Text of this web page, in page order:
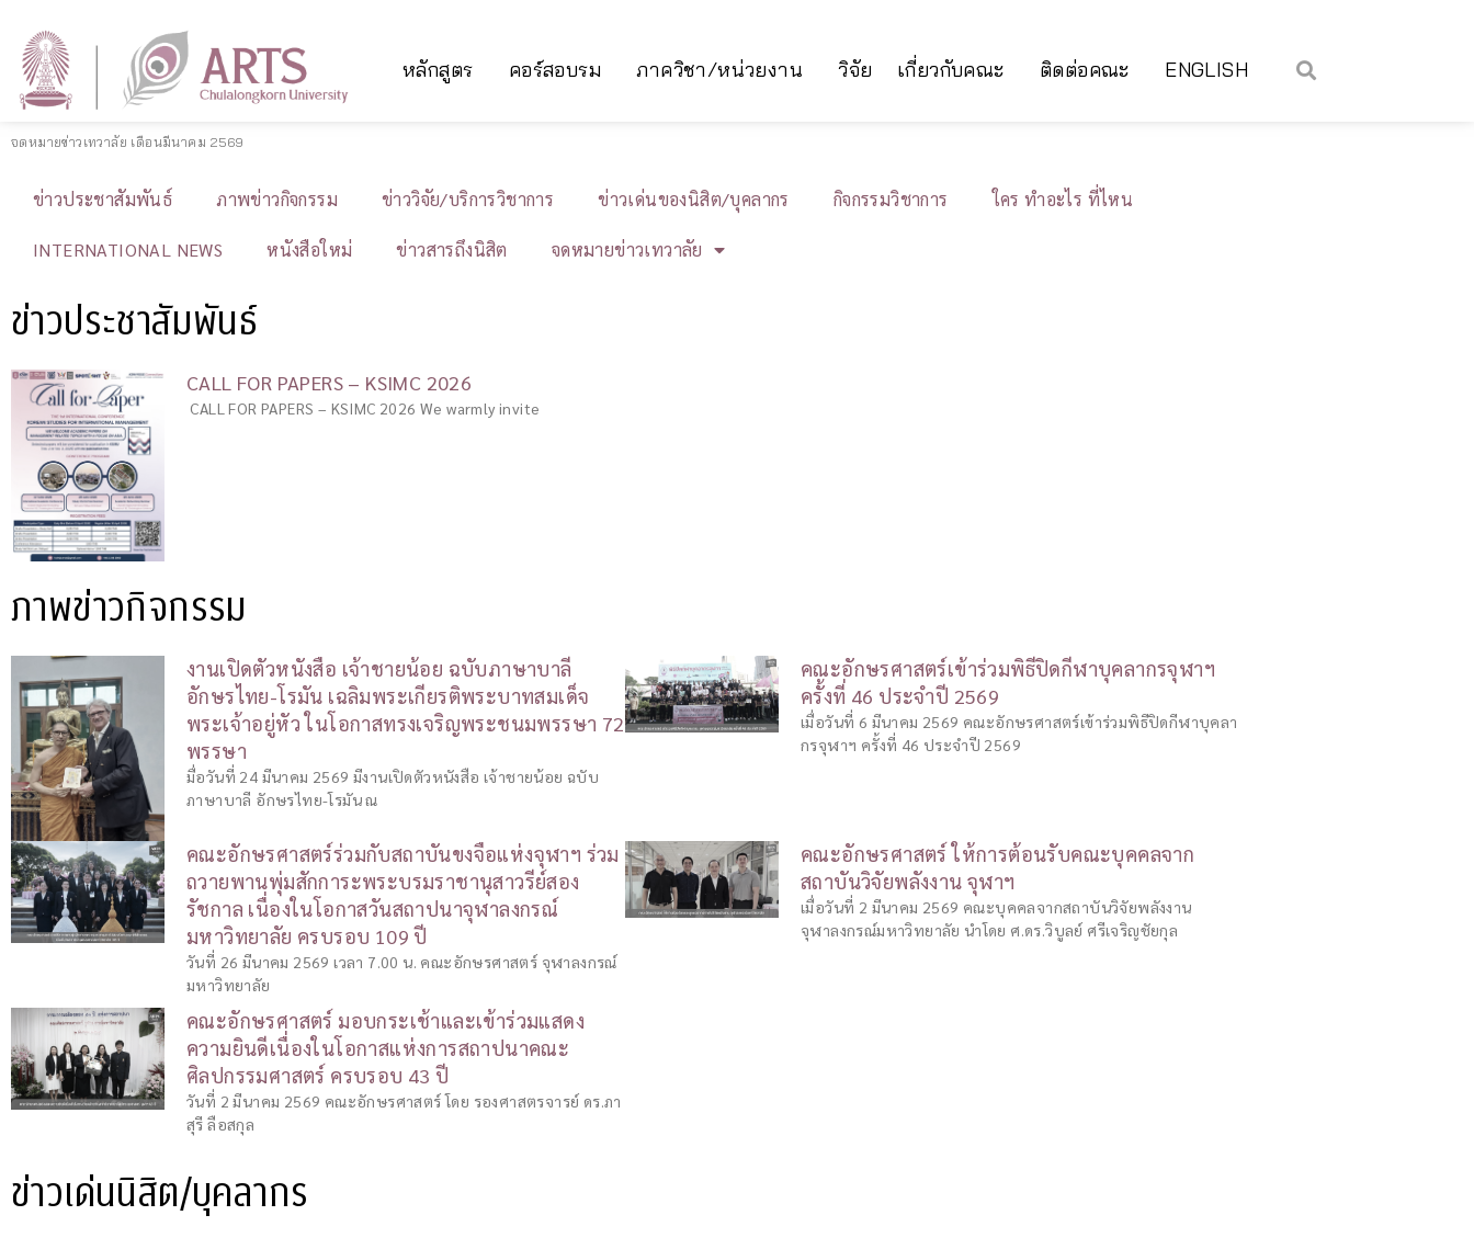
หลักสูตร คอร์สอบรม ภาควิชา/หน่วยงาน วิจัย เกี่ยวกับคณะ ติดต่อคณะ ENGLISH
จดหมายข่าวเทวาลัย เดือนมีนาคม 2569
ข่าวประชาสัมพันธ์ ภาพข่าวกิจกรรม ข่าววิจัย/บริการวิชาการ ข่าวเด่นของนิสิต/บุคลากร กิจกรรมวิชาการ ใคร ทำอะไร ที่ไหน
INTERNATIONAL NEWS หนังสือใหม่ ข่าวสารถึงนิสิต จดหมายข่าวเทวาลัย
ข่าวประชาสัมพันธ์
CALL FOR PAPERS – KSIMC 2026
CALL FOR PAPERS – KSIMC 2026 We warmly invite
ภาพข่าวกิจกรรม
งานเปิดตัวหนังสือ เจ้าชายน้อย ฉบับภาษาบาลี
อักษรไทย-โรมัน เฉลิมพระเกียรติพระบาทสมเด็จ
พระเจ้าอยู่หัว ในโอกาสทรงเจริญพระชนมพรรษา 72
พรรษา
มื่อวันที่ 24 มีนาคม 2569 มีงานเปิดตัวหนังสือ เจ้าชายน้อย ฉบับ
ภาษาบาลี อักษรไทย-โรมัน ณ
คณะอักษรศาสตร์เข้าร่วมพิธีปิดกีฬาบุคลากรจุฬาฯ
ครั้งที่ 46 ประจำปี 2569
เมื่อวันที่ 6 มีนาคม 2569 คณะอักษรศาสตร์เข้าร่วมพิธีปิดกีฬาบุคลา
กรจุฬาฯ ครั้งที่ 46 ประจำปี 2569
คณะอักษรศาสตร์ร่วมกับสถาบันขงจื่อแห่งจุฬาฯ ร่วม
ถวายพานพุ่มสักการะพระบรมราชานุสาวรีย์สอง
รัชกาล เนื่องในโอกาสวันสถาปนาจุฬาลงกรณ์
มหาวิทยาลัย ครบรอบ 109 ปี
วันที่ 26 มีนาคม 2569 เวลา 7.00 น. คณะอักษรศาสตร์ จุฬาลงกรณ์
มหาวิทยาลัย
คณะอักษรศาสตร์ ให้การต้อนรับคณะบุคคลจาก
สถาบันวิจัยพลังงาน จุฬาฯ
เมื่อวันที่ 2 มีนาคม 2569 คณะบุคคลจากสถาบันวิจัยพลังงาน
จุฬาลงกรณ์มหาวิทยาลัย นำโดย ศ.ดร.วิบูลย์ ศรีเจริญชัยกุล
คณะอักษรศาสตร์ มอบกระเช้าและเข้าร่วมแสดง
ความยินดีเนื่องในโอกาสแห่งการสถาปนาคณะ
ศิลปกรรมศาสตร์ ครบรอบ 43 ปี
วันที่ 2 มีนาคม 2569 คณะอักษรศาสตร์ โดย รองศาสตรจารย์ ดร.ภา
สุรี ลือสกุล
ข่าวเด่นนิสิต/บุคลากร